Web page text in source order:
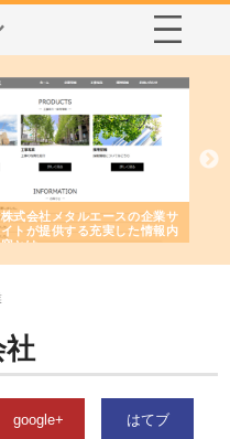
株式会社メタルエースの企業サ
イトが提供する充実した情報内
容とは
社
google+ はてブ